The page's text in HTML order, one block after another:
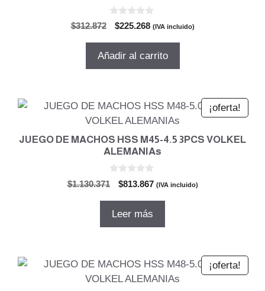
$312.872
El
original
$225.268El
actual
(IVA incluido)
Añadir al carrito
¡oferta!
JUEGO DE MACHOS HSS M45-4.5 3PCS VOLKEL
ALEMANIAs
d
$1.130.371
El
original
$813.867El(IVA incluido)
Leer más
¡oferta!